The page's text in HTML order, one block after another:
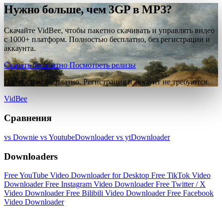
Нужно больше, чем 3GP в MP3?
Скачайте VidBee, чтобы пакетно скачивать и управлять видео
с 1000+ платформ. Полностью бесплатно, без регистрации и
аккаунта.
Скачать бесплатно Посмотреть релизы
Полностью бесплатно. Регистрация и аккаунт не требуются.
VidBee
Сравнения
vs Downie vs YoutubeDownloadervs ytDownloader
Downloaders
Free YouTube Video Downloader for Desktop Free TikTok Video
DownloaderFree Instagram Video DownloaderFree Twitter / X
Video DownloaderFree Bilibili Video DownloaderFree Facebook
Video Downloader